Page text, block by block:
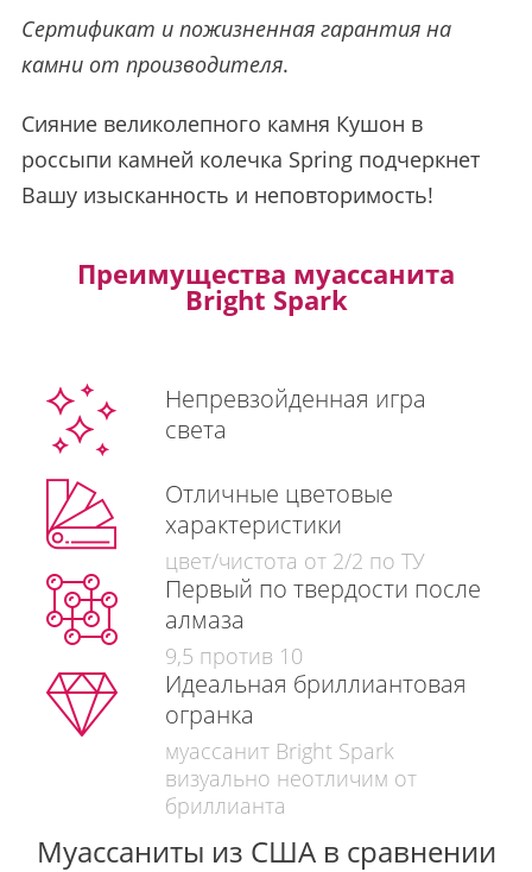
Сертификат и пожизненная гарантия на
камни от производителя.
Сияние великолепного камня Кушон в
россыпи камней колечка Spring подчеркнет
Вашу изысканность и неповторимость!
Преимущества муассанита
Bright Spark
Непревзойденная игра
света
Отличные цветовые
характеристики
цвет/чистота от 2/2 по ТУ
Первый по твердости после
алмаза
9,5 против 10
Идеальная бриллиантовая
огранка
муассанит Bright Spark
визуально неотличим от
бриллианта
Муассаниты из США в сравнении